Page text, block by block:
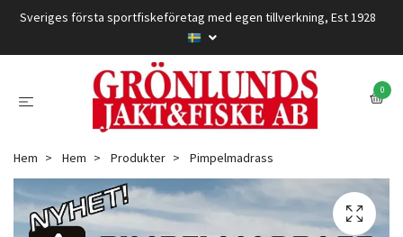
Sveriges första sportfiskeföretag med egen tillverkning, Est 1928
0
Hem Hem Produkter Pimpelmadrass